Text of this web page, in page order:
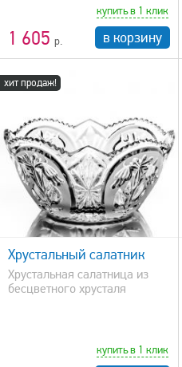
1 605
купить в 1 клик
в корзину
хит продаж!
Хрустальный салатник
Хрустальная салатница из
бесцветного хрусталя
купить в 1 клик
быстрый просмотр